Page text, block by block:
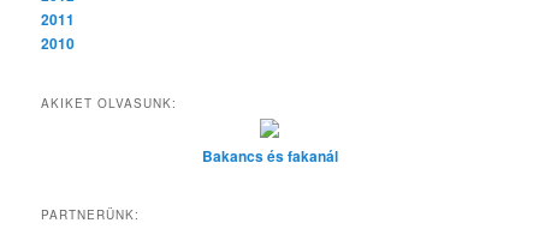
2011
2010
AKIKET OLVASUNK:
Bakancs és fakanál
PARTNERÜNK: